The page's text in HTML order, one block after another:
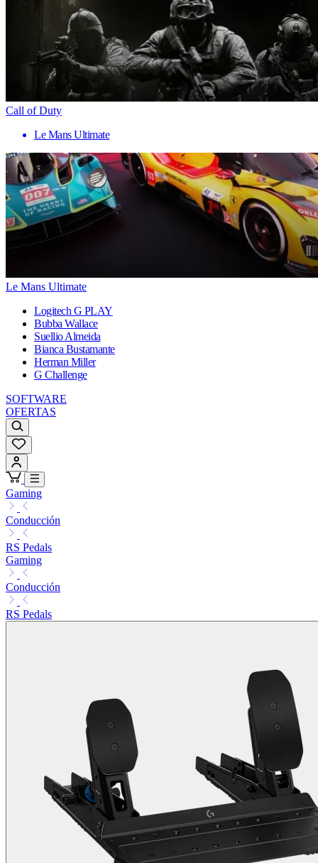
Call of Duty
Le Mans Ultimate
Le Mans Ultimate
Logitech G PLAY
Bubba Wallace
Suellio Almeida
Bianca Bustamante
Herman Miller
G Challenge
SOFTWARE
OFERTAS
Gaming
Conducción
RS Pedals
Gaming
Conducción
RS Pedals